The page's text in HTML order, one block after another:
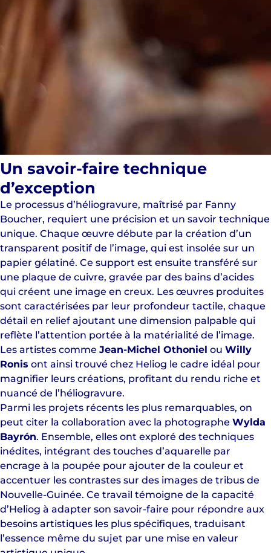
Un savoir-faire technique
d’exception
Le processus d’héliogravure, maîtrisé par Fanny
Boucher, requiert une précision et un savoir technique
unique. Chaque œuvre débute par la création d’un
transparent positif de l’image, qui est insolée sur un
papier gélatiné. Ce support est ensuite transféré sur
une plaque de cuivre, gravée par des bains d’acides
qui créent une image en creux. Les œuvres produites
sont caractérisées par leur profondeur tactile, chaque
détail en relief ajoutant une dimension palpable qui
reflète l’attention portée à la matérialité de l’image.
Les artistes comme Jean-Michel Othoniel ou Willy
Ronis ont ainsi trouvé chez Heliog le cadre idéal pour
magnifier leurs créations, profitant du rendu riche et
nuancé de l’héliogravure.
Parmi les projets récents les plus remarquables, on
peut citer la collaboration avec la photographe Wylda
Bayrón. Ensemble, elles ont exploré des techniques
inédites, intégrant des touches d’aquarelle par
encrage à la poupée pour ajouter de la couleur et
accentuer les contrastes sur des images de tribus de
Nouvelle-Guinée. Ce travail témoigne de la capacité
d’Heliog à adapter son savoir-faire pour répondre aux
besoins artistiques les plus spécifiques, traduisant
l’essence même du sujet par une mise en valeur